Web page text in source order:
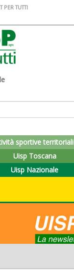
PER TUTTI
sportive territoriali
Uisp Toscana
Uisp Nazionale